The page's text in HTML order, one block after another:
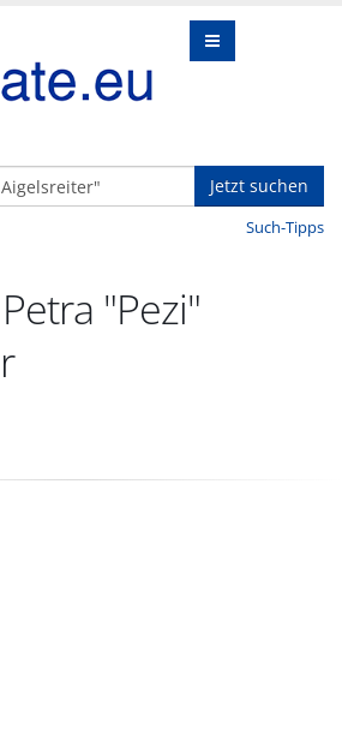
Jetzt suchen
Such-Tipps
"Pezi"